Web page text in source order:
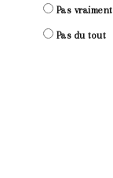
Pas vraiment
Pas du tout